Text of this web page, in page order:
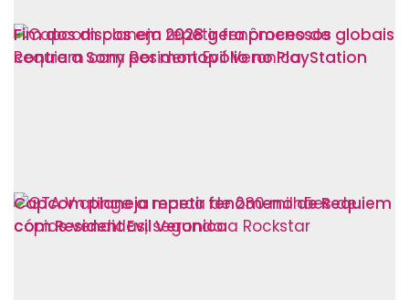
Fim dos discos em 2028 gera processos globais
contra a Sony por monopólio no PlayStation
Capcom planeja repetir fenômeno de Requiem
com Resident Evil Veronica